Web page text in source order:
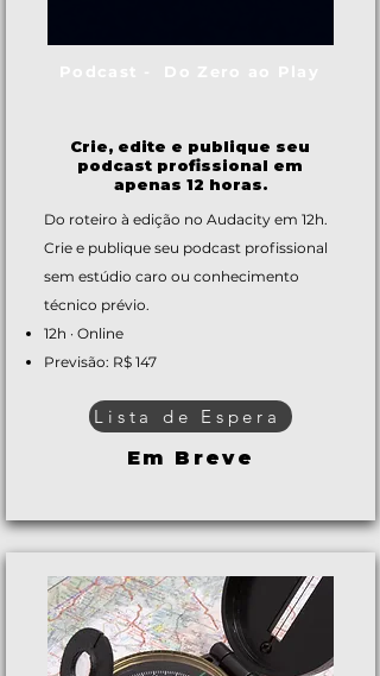
Crie, edite e publique seu
podcast profissional em
apenas 12 horas.
Do roteiro à edição no Audacity em 12h.
Crie e publique seu podcast profissional
sem estúdio caro ou conhecimento
técnico prévio.
12h · Online
Previsão: R$ 147
Lista de Espera
Em Breve